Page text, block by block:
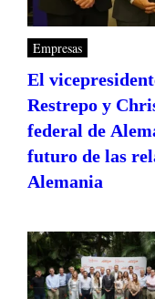
Empresas
El
Restrepo y
federal de
futuro de las
Alemania